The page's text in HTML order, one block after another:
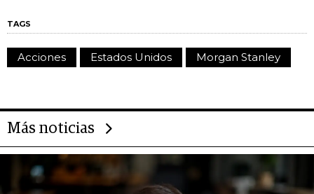
TAGS
Acciones Estados Unidos Morgan Stanley
Más noticias